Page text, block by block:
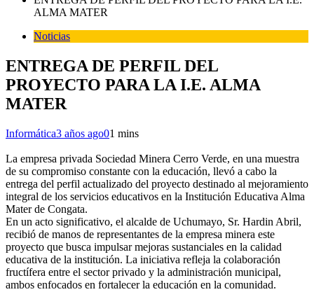
ALMA MATER
Noticias
ENTREGA DE PERFIL DEL
PROYECTO PARA LA I.E. ALMA
MATER
Informática3 años ago01 mins
La empresa privada Sociedad Minera Cerro Verde, en una muestra
de su compromiso constante con la educación, llevó a cabo la
entrega del perfil actualizado del proyecto destinado al mejoramiento
integral de los servicios educativos en la Institución Educativa Alma
Mater de Congata.
En un acto significativo, el alcalde de Uchumayo, Sr. Hardin Abril,
recibió de manos de representantes de la empresa minera este
proyecto que busca impulsar mejoras sustanciales en la calidad
educativa de la institución. La iniciativa refleja la colaboración
fructífera entre el sector privado y la administración municipal,
ambos enfocados en fortalecer la educación en la comunidad.